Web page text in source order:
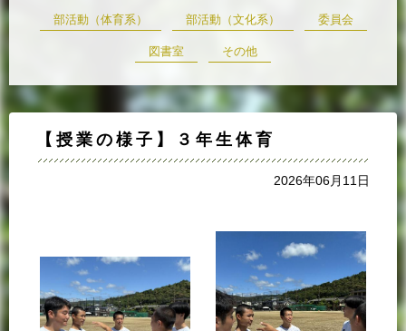
部活動（体育系） 部活動（文化系） 委員会
図書室 その他
【授業の様子】３年生体育
2026年06月11日